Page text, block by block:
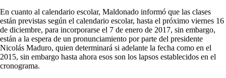
En cuanto al calendario escolar, Maldonado informó que las clases
están previstas según el calendario escolar, hasta el próximo viernes 16
de diciembre, para incorporarse el 7 de enero de 2017, sin embargo,
están a la espera de un pronunciamiento por parte del presidente
Nicolás Maduro, quien determinará si adelante la fecha como en el
2015, sin embargo hasta ahora esos son los lapsos establecidos en el
cronograma.